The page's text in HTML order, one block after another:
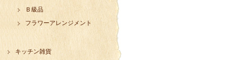
Ｂ級品
フラワーアレンジメント
キッチン雑貨